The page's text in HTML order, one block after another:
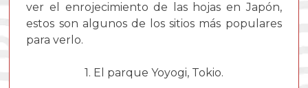
ver el enrojecimiento de las hojas en Japón,
estos son algunos de los sitios más populares
para verlo.
1. El parque Yoyogi, Tokio.